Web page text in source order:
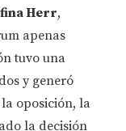
Herr,
apenas
tuvo una
y generó
oposición, la
la decisión